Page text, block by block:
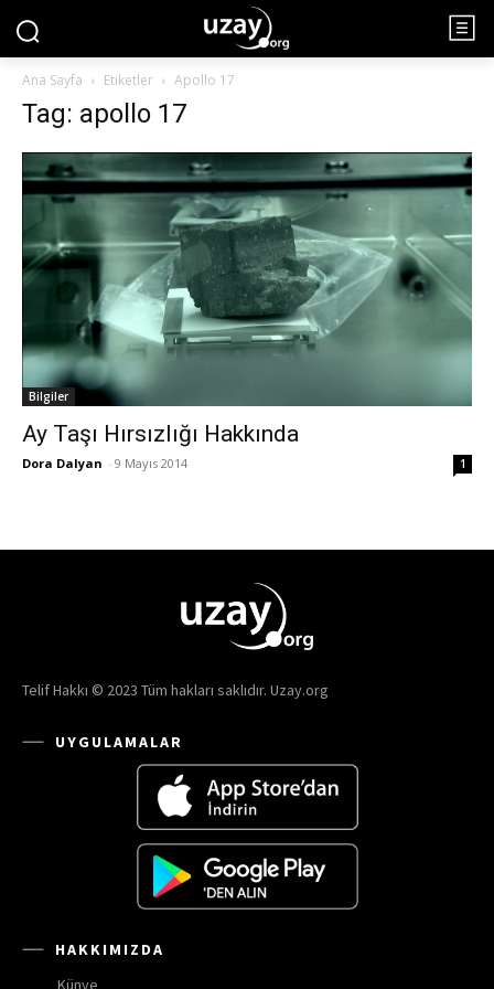
Ana Sayfa Etiketler Apollo 17
Tag: apollo 17
Bilgiler
Ay Taşı Hırsızlığı Hakkında
Dora Dalyan - 9 Mayıs 2014 1
Telif Hakkı © 2023 Tüm hakları saklıdır. Uzay.org
UYGULAMALAR
HAKKIMIZDA